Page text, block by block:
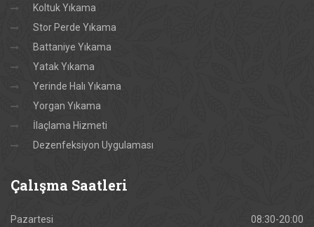
Koltuk Yıkama
Stor Perde Yıkama
Battaniye Yıkama
Yatak Yıkama
Yerinde Halı Yıkama
Yorgan Yıkama
İlaçlama Hizmeti
Dezenfeksiyon Uygulaması
Çalışma Saatleri
Pazartesi 08:30-20:00